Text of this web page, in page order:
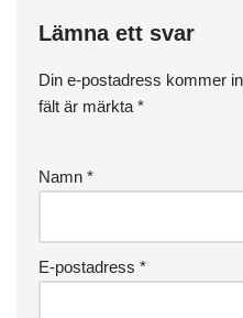
Lämna ett svar
Din e-postadress kommer
fält är märkta *
Namn *
E-postadress *